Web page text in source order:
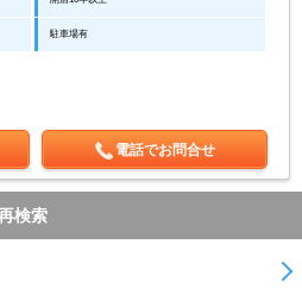
駐車場有
電話でお問合せ
検索